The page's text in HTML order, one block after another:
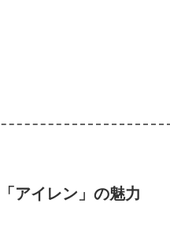
アイレン」の魅力